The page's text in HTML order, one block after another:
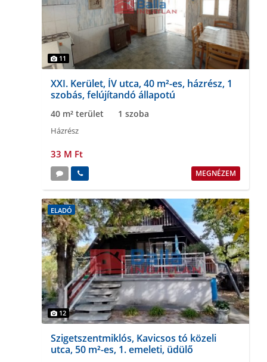
11
XXI. Kerület, ÍV utca, 40 m²-es, házrész, 1
szobás, felújítandó állapotú
40 m² terület 1 szoba
Házrész
33 M Ft
MEGNÉZEM
ELADÓ
12
Szigetszentmiklós, Kavicsos tó közeli
utca, 50 m²-es, 1. emeleti, üdülő